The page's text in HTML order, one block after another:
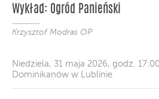
Wykład: Ogród Panieński
Krzysztof Modras OP
Niedziela, 31 maja 2026, godz.
Dominikanów w Lublinie